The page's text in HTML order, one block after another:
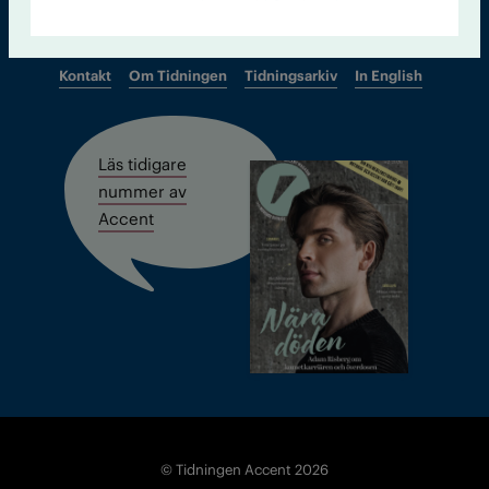
Kontakt Om Tidningen Tidningsarkiv In English
Läs tidigare
nummer av
Accent
© Tidningen Accent 2026